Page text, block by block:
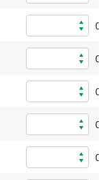
0
0
0
0
0